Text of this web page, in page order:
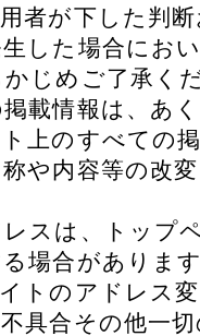
者が下した判
した場合にお
じめご了承く
載情報は、あ
上のすべての
や内容等の改
スは、トップ
場合がありま
トのアドレス
具合その他一